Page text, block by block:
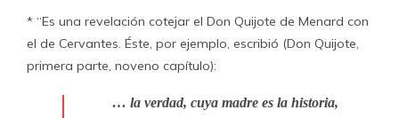
* “Es una revelación cotejar el Don Quijote de Menard con
el de Cervantes. Éste, por ejemplo, escribió (Don Quijote,
primera parte, noveno capítulo):
… la verdad, cuya madre es la historia,